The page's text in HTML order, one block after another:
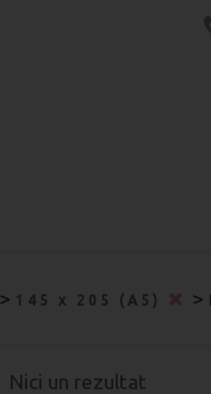
> 145 x 205 (A5) >
Nici un rezultat